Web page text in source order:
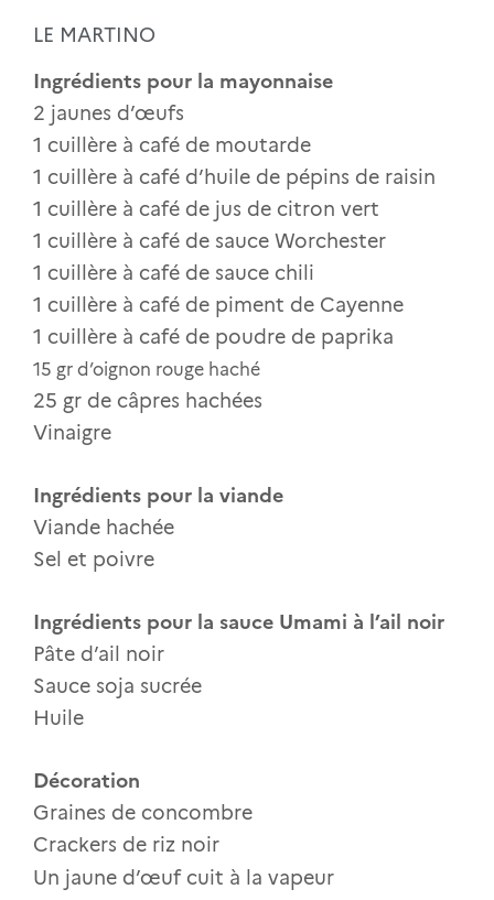
LE MARTINO
Ingrédients pour la mayonnaise
2 jaunes d’œufs
1 cuillère à café de moutarde
1 cuillère à café d’huile de pépins de raisin
1 cuillère à café de jus de citron vert
1 cuillère à café de sauce Worchester
1 cuillère à café de sauce chili
1 cuillère à café de piment de Cayenne
1 cuillère à café de poudre de paprika
15 gr d’oignon rouge haché
25 gr de câpres hachées
Vinaigre
Ingrédients pour la viande
Viande hachée
Sel et poivre
Ingrédients pour la sauce Umami à l’ail noir
Pâte d’ail noir
Sauce soja sucrée
Huile
Décoration
Graines de concombre
Crackers de riz noir
Un jaune d’œuf cuit à la vapeur